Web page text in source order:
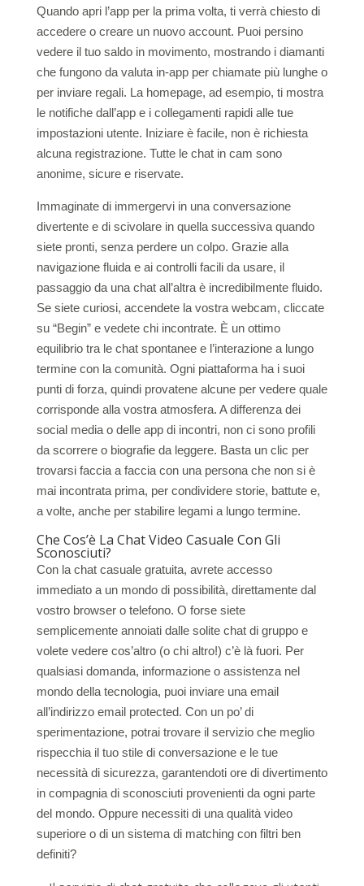
Quando apri l’app per la prima volta, ti verrà chiesto di
accedere o creare un nuovo account. Puoi persino
vedere il tuo saldo in movimento, mostrando i diamanti
che fungono da valuta in-app per chiamate più lunghe o
per inviare regali. La homepage, ad esempio, ti mostra
le notifiche dall’app e i collegamenti rapidi alle tue
impostazioni utente. Iniziare è facile, non è richiesta
alcuna registrazione. Tutte le chat in cam sono
anonime, sicure e riservate.
Immaginate di immergervi in una conversazione
divertente e di scivolare in quella successiva quando
siete pronti, senza perdere un colpo. Grazie alla
navigazione fluida e ai controlli facili da usare, il
passaggio da una chat all’altra è incredibilmente fluido.
Se siete curiosi, accendete la vostra webcam, cliccate
su “Begin” e vedete chi incontrate. È un ottimo
equilibrio tra le chat spontanee e l’interazione a lungo
termine con la comunità. Ogni piattaforma ha i suoi
punti di forza, quindi provatene alcune per vedere quale
corrisponde alla vostra atmosfera. A differenza dei
social media o delle app di incontri, non ci sono profili
da scorrere o biografie da leggere. Basta un clic per
trovarsi faccia a faccia con una persona che non si è
mai incontrata prima, per condividere storie, battute e,
a volte, anche per stabilire legami a lungo termine.
Che Cos’è La Chat Video Casuale Con Gli
Sconosciuti?
Con la chat casuale gratuita, avrete accesso
immediato a un mondo di possibilità, direttamente dal
vostro browser o telefono. O forse siete
semplicemente annoiati dalle solite chat di gruppo e
volete vedere cos’altro (o chi altro!) c’è là fuori. Per
qualsiasi domanda, informazione o assistenza nel
mondo della tecnologia, puoi inviare una email
all’indirizzo email protected. Con un po’ di
sperimentazione, potrai trovare il servizio che meglio
rispecchia il tuo stile di conversazione e le tue
necessità di sicurezza, garantendoti ore di divertimento
in compagnia di sconosciuti provenienti da ogni parte
del mondo. Oppure necessiti di una qualità video
superiore o di un sistema di matching con filtri ben
definiti?